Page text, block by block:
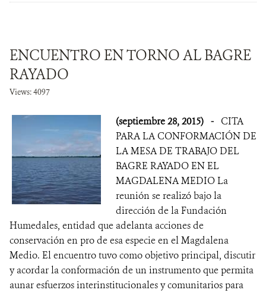
ENCUENTRO EN TORNO AL BAGRE
RAYADO
Views: 4097
(septiembre 28, 2015) - CITA
PARA LA CONFORMACIÓN DE
LA MESA DE TRABAJO DEL
BAGRE RAYADO EN EL
MAGDALENA MEDIO La
reunión se realizó bajo la
dirección de la Fundación
Humedales, entidad que adelanta acciones de
conservación en pro de esa especie en el Magdalena
Medio. El encuentro tuvo como objetivo principal, discutir
y acordar la conformación de un instrumento que permita
aunar esfuerzos interinstitucionales y comunitarios para